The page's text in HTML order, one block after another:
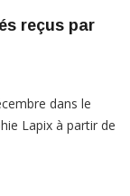
reçus par
dans le
Lapix à partir de